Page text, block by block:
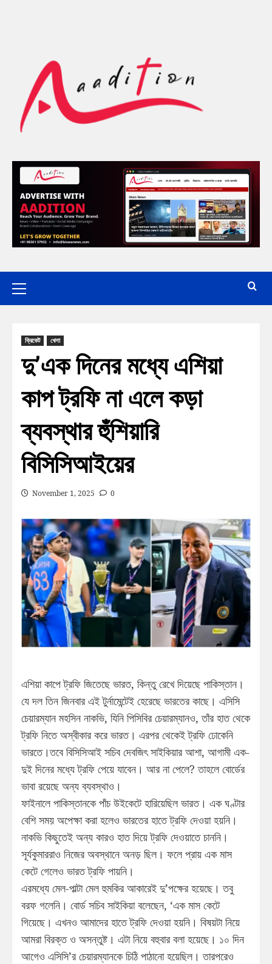
ক্রিকেট খেলা
দু’এক দিনের মধ্যে এশিয়া
কাপ ট্রফি না এলে কড়া
ব্যবস্থার হুঁশিয়ারি
বিসিসিআইয়ের
November 1, 2025 0
এশিয়া কাপে ট্রফি জিতেছে ভারত, কিন্তু রেখে দিয়েছে পাকিস্তান।
যে দল তিন জিনবার এই টুর্নামেন্টেই হেরেছে ভারতের কাছে। এসিসি
চেয়ারম্যান মহসিন নাকভি, যিনি পিসিবির চেয়ারম্যানও, তাঁর হাত থেকে
ট্রফি নিতে অস্বীকার করে ভারত। এরপর থেকেই ট্রফি ঢোকেনি
ভারতে।তবে বিসিসিআই সচিব দেবজিৎ সাইকিয়ার আশা, আগামী এক-
দুই দিনের মধ্যে ট্রফি পেয়ে যাবেন। আর না পেলে? তাহলে বোর্ডের
ভাবা রয়েছে অন্য ব্যবস্থাও।
ফাইনালে পাকিস্তানকে পাঁচ উইকেটে হারিয়েছিল ভারত। এক ঘণ্টার
বেশি সময় অপেক্ষা করা হলেও ভারতের হাতে ট্রফি দেওয়া হয়নি।
নাকভি কিছুতেই অন্য কারও হাত দিয়ে ট্রফি দেওয়াতে চাননি।
সূর্যকুমাররাও নিজের অবস্থানে অনড় ছিল। ফলে প্রায় এক মাস
কেটে গেলেও ভারত ট্রফি পায়নি।
এরমধ্যে মেল-পাল্টা মেল হুমকির আকারেই দু’পক্ষের হয়েছে। তবু
বরফ গলেনি। বোর্ড সচিব সাইকিয়া বলেছেন, ‘এক মাস কেটে
গিয়েছে। এখনও আমাদের হাতে ট্রফি দেওয়া হয়নি। বিষয়টা নিয়ে
আমরা বিরক্ত ও অসন্তুষ্ট। এটা নিয়ে বহুবার বলা হয়েছে। ১০ দিন
আগেও এসিসি’র চেয়ারম্যানকে চিঠি পাঠানো হয়েছিল। তারপরেও